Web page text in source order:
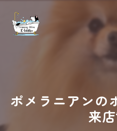
ポメラニアンの
来